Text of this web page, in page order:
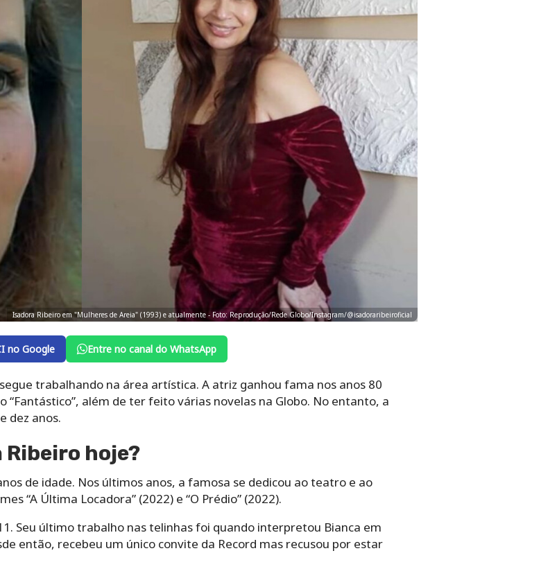
Isadora Ribeiro em "Mulheres de Areia" (1993) e atualmente - Foto: Reprodução/Rede Globo/Instagram/@isadoraribeiroficial
no Google Entre no canal do WhatsApp
trabalhando na área artística. A atriz ganhou fama nos anos 80
além de ter feito várias novelas na Globo. No entanto, a
dez anos.
Ribeiro hoje?
de idade. Nos últimos anos, a famosa se dedicou ao teatro e ao
“A Última Locadora” (2022) e “O Prédio” (2022).
Seu último trabalho nas telinhas foi quando interpretou Bianca em
então, recebeu um único convite da Record mas recusou por estar